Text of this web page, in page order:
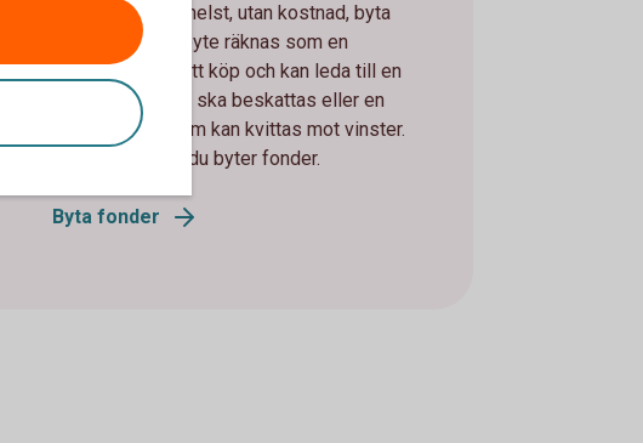
Du kan när som helst, utan kostnad, byta
fonder. Ett fondbyte räknas som en
försäljning och ett köp och kan leda till en
kapitalvinst som ska beskattas eller en
kapitalförlust som kan kvittas mot vinster.
Läs mer om hur du byter fonder.
Byta fonder